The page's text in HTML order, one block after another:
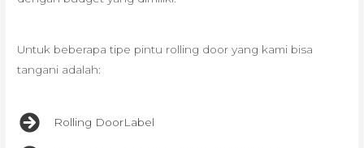
Untuk beberapa tipe pintu rolling door yang kami bisa
tangani adalah:
Rolling DoorLabel